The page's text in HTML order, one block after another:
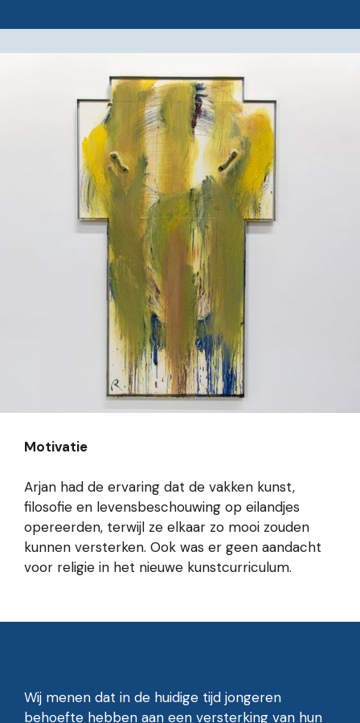
Motivatie
Arjan had de ervaring dat de vakken kunst,
filosofie en levensbeschouwing op eilandjes
opereerden, terwijl ze elkaar zo mooi zouden
kunnen versterken. Ook was er geen aandacht
voor religie in het nieuwe kunstcurriculum.
Wij menen dat in de huidige tijd jongeren
behoefte hebben aan een versterking van hun